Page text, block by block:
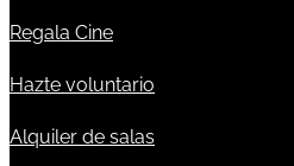
Regala Cine
Hazte voluntario
Alquiler de salas